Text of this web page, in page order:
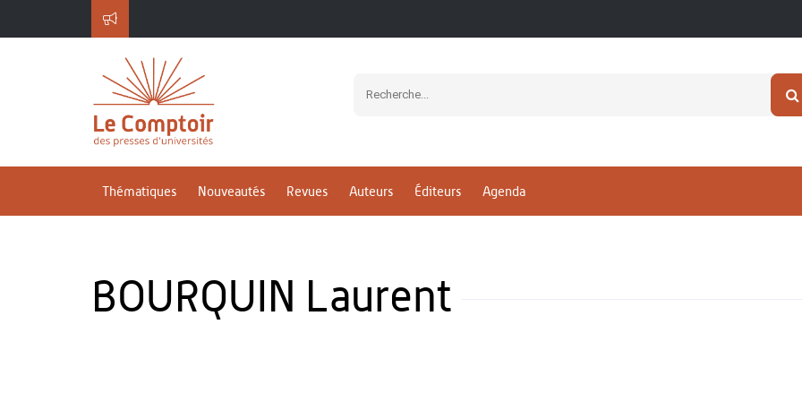
Thématiques Nouveautés Revues Auteurs Éditeurs Agenda
BOURQUIN Laurent